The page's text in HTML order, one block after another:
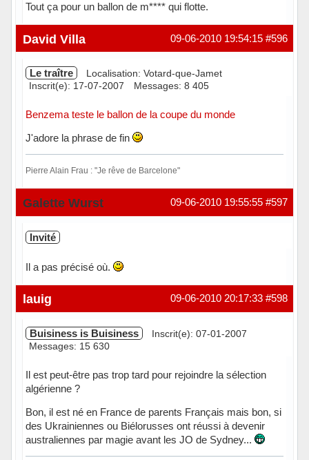
Tout ça pour un ballon de m**** qui flotte.
#596
09-06-2010 19:54:15
David Villa
Le traître
Localisation: Votard-que-Jamet
Inscrit(e): 17-07-2007
Messages: 8 405
Benzema teste le ballon de la coupe du monde
J'adore la phrase de fin
Pierre Alain Frau : "Je rêve de Barcelone"
Hors ligne #597
09-06-2010 19:55:55
Galette Wurst
Invité
Il a pas précisé où.
#598
09-06-2010 20:17:33
lauig
Buisiness is Buisiness
Inscrit(e): 07-01-2007
Messages: 15 630
Il est peut-être pas trop tard pour rejoindre la sélection
algérienne ?
Bon, il est né en France de parents Français mais bon, si
des Ukrainiennes ou Biélorusses ont réussi à devenir
australiennes par magie avant les JO de Sydney...